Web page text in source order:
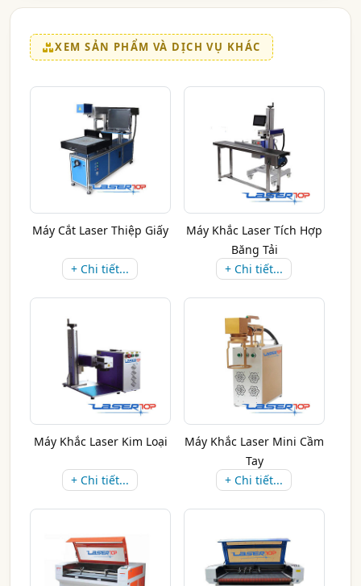
XEM SẢN PHẨM VÀ DỊCH VỤ KHÁC
Máy Cắt Laser Thiệp Giấy
+ Chi tiết...
Máy Khắc Laser Tích Hợp
Băng Tải
+ Chi tiết...
Máy Khắc Laser Kim Loại
+ Chi tiết...
Máy Khắc Laser Mini Cầm
Tay
+ Chi tiết...